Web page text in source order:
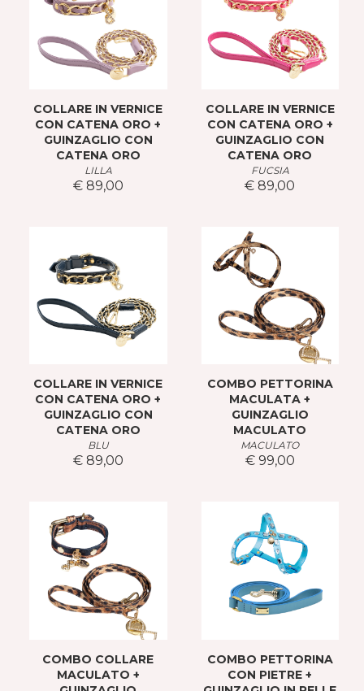
COLLARE IN VERNICE
CON CATENA ORO +
GUINZAGLIO CON
CATENA ORO
LILLA
€ 89,00
COLLARE IN VERNICE
CON CATENA ORO +
GUINZAGLIO CON
CATENA ORO
FUCSIA
€ 89,00
COLLARE IN VERNICE
CON CATENA ORO +
GUINZAGLIO CON
CATENA ORO
BLU
€ 89,00
COMBO PETTORINA
MACULATA +
GUINZAGLIO
MACULATO
MACULATO
€ 99,00
COMBO COLLARE
MACULATO +
COMBO PETTORINA
CON PIETRE +